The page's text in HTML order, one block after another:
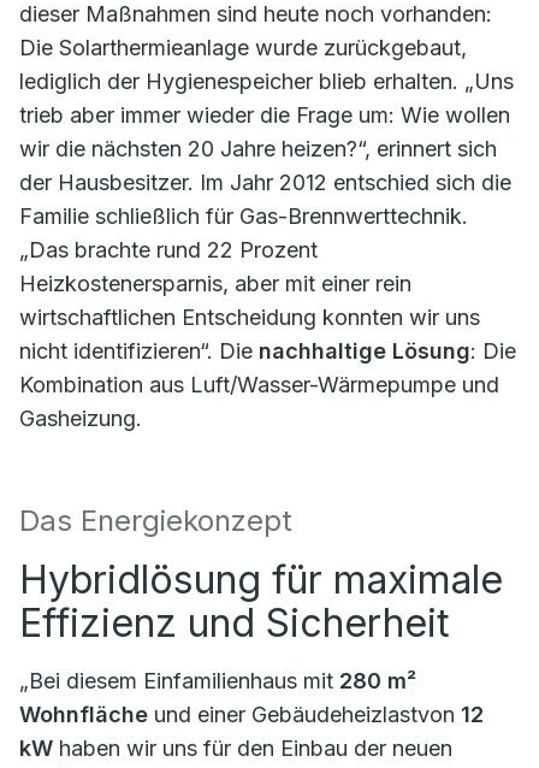
dieser Maßnahmen sind heute noch vorhanden:
Die Solarthermieanlage wurde zurückgebaut,
lediglich der Hygienespeicher blieb erhalten. „Uns
trieb aber immer wieder die Frage um: Wie wollen
wir die nächsten 20 Jahre heizen?“, erinnert sich
der Hausbesitzer. Im Jahr 2012 entschied sich die
Familie schließlich für Gas-Brennwerttechnik.
„Das brachte rund 22 Prozent
Heizkostenersparnis, aber mit einer rein
wirtschaftlichen Entscheidung konnten wir uns
nicht identifizieren“. Die nachhaltige Lösung: Die
Kombination aus Luft/Wasser-Wärmepumpe und
Gasheizung.
Das Energiekonzept
Hybridlösung für maximale
Effizienz und Sicherheit
„Bei diesem Einfamilienhaus mit 280 m²
Wohnfläche und einer Gebäudeheizlastvon 12
kW haben wir uns für den Einbau der neuen